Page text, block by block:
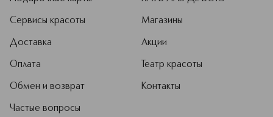
Сервисы красоты
Доставка
Оплата
Обмен и возврат
Частые вопросы
Магазины
Акции
Театр красоты
Контакты